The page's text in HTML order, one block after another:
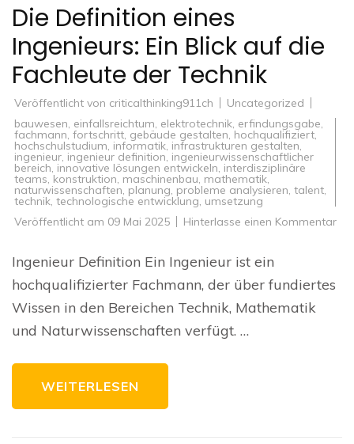
Die Definition eines
Ingenieurs: Ein Blick auf die
Fachleute der Technik
Veröffentlicht von criticalthinking911ch
Uncategorized
bauwesen, einfallsreichtum, elektrotechnik, erfindungsgabe,
fachmann, fortschritt, gebäude gestalten, hochqualifiziert,
hochschulstudium, informatik, infrastrukturen gestalten,
ingenieur, ingenieur definition, ingenieurwissenschaftlicher
bereich, innovative lösungen entwickeln, interdisziplinäre
teams, konstruktion, maschinenbau, mathematik,
naturwissenschaften, planung, probleme analysieren, talent,
technik, technologische entwicklung, umsetzung
Veröffentlicht am 09 Mai 2025 Hinterlasse einen Kommentarzu
Ingenieur Definition Ein Ingenieur ist ein
hochqualifizierter Fachmann, der über fundiertes
Wissen in den Bereichen Technik, Mathematik
und Naturwissenschaften verfügt. …
WEITERLESEN